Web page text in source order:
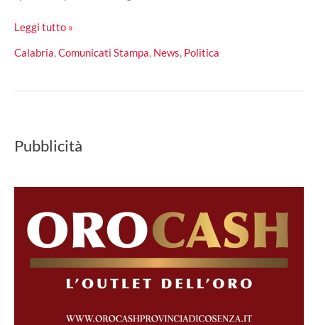
Orrico
presenta
Governo
su
Leggi tutto »
Calabria,Comunicati Stampa, News, Politica
Pubblicità